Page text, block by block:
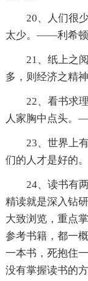
20、人们很
太少。——利希
21、纸上之
多，则经济之精
22、看书求
人家胸中点头。
23、世界上
们的人才是好的
24、读书有
精读就是深入钻
大致浏览，重点
参考书籍，都一
一本书，死抱住
没有掌握读书的